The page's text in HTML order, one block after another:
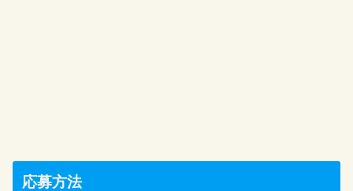
応募方法